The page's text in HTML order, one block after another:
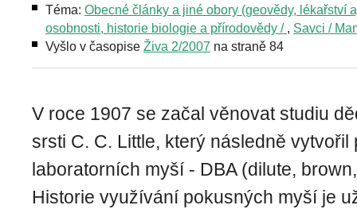
Téma: Obecné články a jiné obory (geovědy, lékařství
osobnosti, historie biologie a přírodovědy / , Savci /
Vyšlo v časopise Živa 2/2007 na straně 84
V roce 1907 se začal věnovat studiu
srsti C. C. Little, který následně
laboratorních myší - DBA (dilute,
Historie využívání pokusných myší je